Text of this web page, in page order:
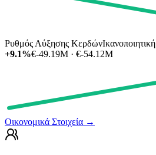
Ρυθμός Αύξησης ΚερδώνΙκανοποιητική
+9.1%€-49.19M · €-54.12M
Οικονομικά Στοιχεία →